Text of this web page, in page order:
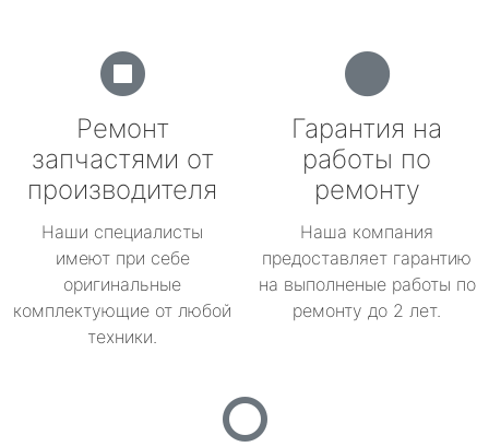
Ремонт
запчастями от
производителя
Наши специалисты
имеют при себе
оригинальные
комплектующие от любой
техники.
Гарантия на
работы по
ремонту
Наша компания
предоставляет гарантию
на выполненые работы по
ремонту до 2 лет.